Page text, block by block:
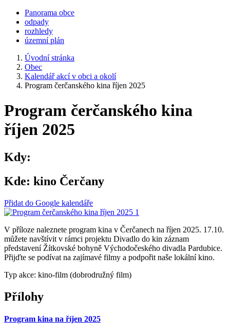
Panorama obce
odpady
rozhledy
územní plán
Úvodní stránka
Obec
Kalendář akcí v obci a okolí
Program čerčanského kina říjen 2025
Program čerčanského kina
říjen 2025
Kdy:
Kde: kino Čerčany
Přidat do Google kalendáře
V příloze naleznete program kina v Čerčanech na říjen 2025. 17.10.
můžete navštívit v rámci projektu Divadlo do kin záznam
představení Žítkovské bohyně Východočeského divadla Pardubice.
Přijďte se podívat na zajímavé filmy a podpořit naše lokální kino.
Typ akce: kino-film (dobrodružný film)
Přílohy
Program kina na říjen 2025